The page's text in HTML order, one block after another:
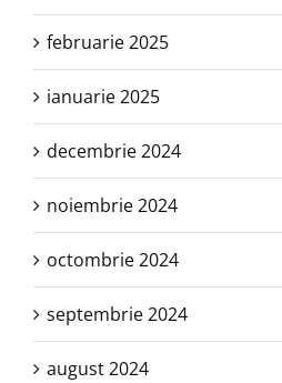
februarie 2025
ianuarie 2025
decembrie 2024
noiembrie 2024
octombrie 2024
septembrie 2024
august 2024